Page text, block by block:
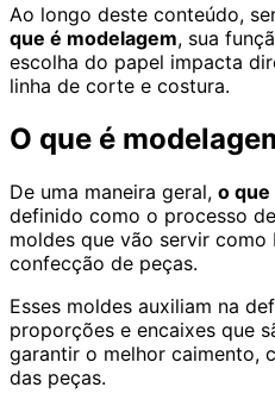
Ao longo deste conteúdo,
que é modelagem, sua
escolha do papel impacta
linha de corte e costura.
O que é
De uma maneira geral, o que
definido como o processo
moldes que vão servir
confecção de peças.
Esses moldes auxiliam na
proporções e encaixes que
garantir o melhor caimento,
das peças.